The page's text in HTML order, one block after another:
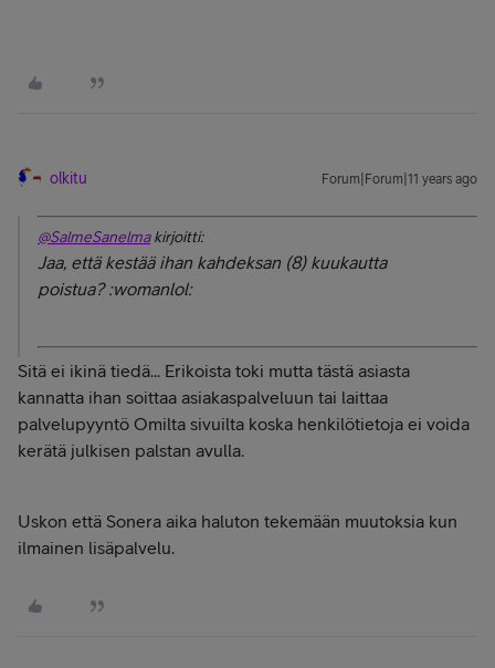
olkitu Forum|Forum|11 years ago
@SalmeSanelmakirjoitti:
Jaa, että kestää ihan kahdeksan (8) kuukautta
poistua? :womanlol:
Sitä ei ikinä tiedä... Erikoista toki mutta tästä asiasta
kannatta ihan soittaa asiakaspalveluun tai laittaa
palvelupyyntö Omilta sivuilta koska henkilötietoja ei voida
kerätä julkisen palstan avulla.
Uskon että Sonera aika haluton tekemään muutoksia kun
ilmainen lisäpalvelu.